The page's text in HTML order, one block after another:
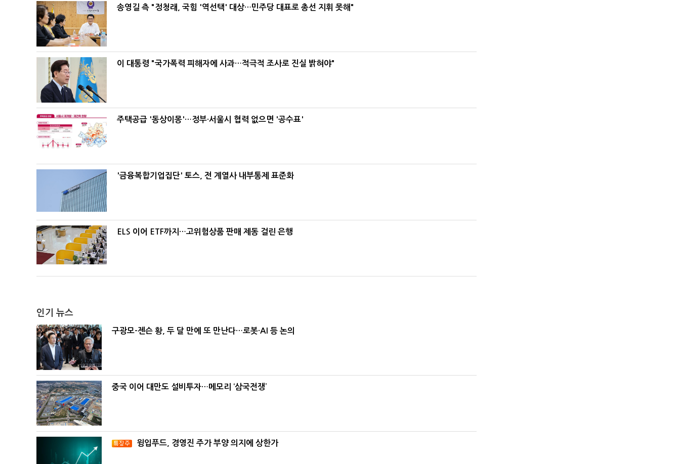
송영길 측 "정청래, 국힘 '역선택' 대상…민주당 대표로 총선 지휘 못해"
이 대통령 "국가폭력 피해자에 사과…적극적 조사로 진실 밝혀야"
주택공급 '동상이몽'…정부·서울시 협력 없으면 '공수표'
'금융복합기업집단' 토스, 전 계열사 내부통제 표준화
ELS 이어 ETF까지…고위험상품 판매 제동 걸린 은행
인기 뉴스
구광모-젠슨 황, 두 달 만에 또 만난다…로봇·AI 등 논의
중국 이어 대만도 설비투자…메모리 ‘삼국전쟁’
윙입푸드, 경영진 주가 부양 의지에 상한가